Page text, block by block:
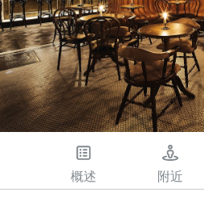
概述 附近